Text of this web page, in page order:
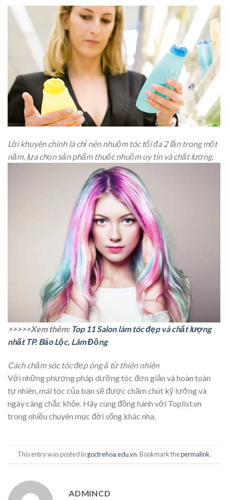
Lời khuyên chính là chỉ nên nhuộm tóc tối đa 2 lần trong một
năm, lựa chọn sản phẩm thuốc nhuộm uy tín và chất lượng.
>>>>>Xem thêm: Top 11 Salon làm tóc đẹp và chất lượng
nhất TP. Bảo Lộc, Lâm Đồng
Cách chăm sóc tóc đẹp óng ả từ thiên nhiên
Với những phương pháp dưỡng tóc đơn giản và hoàn toàn
tự nhiên, mái tóc của bạn sẽ được chăm chút kỹ lưỡng và
ngày càng chắc khỏe. Hãy cùng đồng hành với Toplist.vn
trong nhiều chuyên mục đời sống khác nha.
This entry was posted in goctrehoa.edu.vn. Bookmark thepermalink.
ADMINCD